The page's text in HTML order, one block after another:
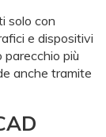
solo con
e dispositivi
più
anche tramite